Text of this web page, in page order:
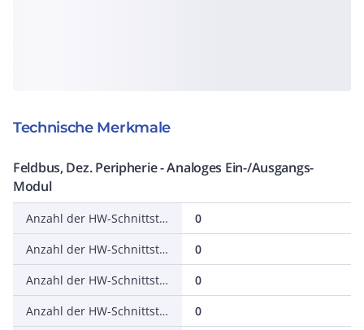
Technische Merkmale
Feldbus, Dez. Peripherie - Analoges Ein-/Ausgangs-
Modul
Anzahl der HW-Schnittstellen Industrial Ethernet
0
Anzahl der HW-Schnittstellen seriell RS-232
0
Anzahl der HW-Schnittstellen seriell RS-422
0
Anzahl der HW-Schnittstellen seriell RS-485
0